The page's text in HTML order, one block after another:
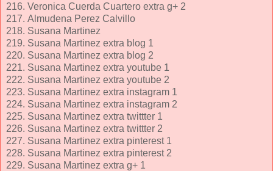
216. Veronica Cuerda Cuartero extra g+ 2
217. Almudena Perez Calvillo
218. Susana Martinez
219. Susana Martinez extra blog 1
220. Susana Martinez extra blog 2
221. Susana Martinez extra youtube 1
222. Susana Martinez extra youtube 2
223. Susana Martinez extra instagram 1
224. Susana Martinez extra instagram 2
225. Susana Martinez extra twittter 1
226. Susana Martinez extra twittter 2
227. Susana Martinez extra pinterest 1
228. Susana Martinez extra pinterest 2
229. Susana Martinez extra g+ 1